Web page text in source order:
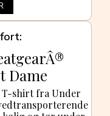
Dame
shirt fra Under